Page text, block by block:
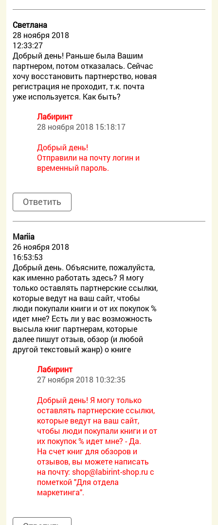
Светлана
28 ноября 2018
12:33:27
Добрый день! Раньше была Вашим
партнером, потом отказалась. Сейчас
хочу восстановить партнерство, новая
регистрация не проходит, т.к. почта
уже используется. Как быть?
Лабиринт
28 ноября 2018 15:18:17
Добрый день!
Отправили на почту логин и
временный пароль.
Ответить
Mariia
26 ноября 2018
16:53:53
Добрый день. Объясните, пожалуйста,
как именно работать здесь? Я могу
только оставлять партнерские ссылки,
которые ведут на ваш сайт, чтобы
люди покупали книги и от их покупок %
идет мне? Есть ли у вас возможность
высыла книг партнерам, которые
далее пишут отзыв, обзор (и любой
другой текстовый жанр) о книге
Лабиринт
27 ноября 2018 10:32:35
Добрый день! Я могу только
оставлять партнерские ссылки,
которые ведут на ваш сайт,
чтобы люди покупали книги и от
их покупок % идет мне? - Да.
На счет книг для обзоров и
отзывов, вы можете написать
на почту: shop@labirint-shop.ru с
пометкой "Для отдела
маркетинга".